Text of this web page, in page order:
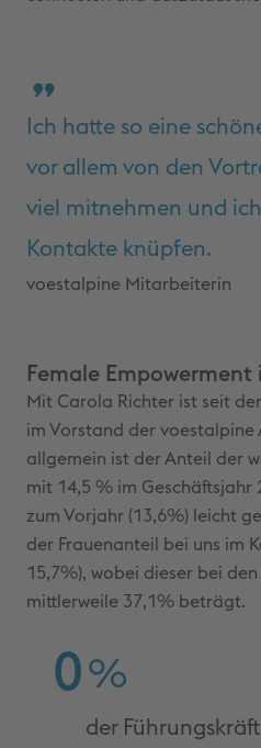
Ich hatte so eine
vor allem von den
viel mitnehmen und
Kontakte knüpfen.
voestalpine Mitarbeiterin
Female
Mit Carola Richter ist seit
im Vorstand der voestalpine
allgemein ist der Anteil der
mit 14,5 % im Geschäftsjahr
zum Vorjahr (13,6%) leicht
der Frauenanteil bei uns im
15,7%), wobei dieser bei
mittlerweile 37,1% beträgt.
der
0%